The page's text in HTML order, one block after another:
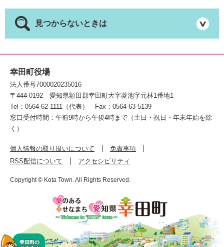
見つからないときは
幸田町役場
法人番号7000020235016
〒444-0192
愛知県額田郡幸田町大字菱池字元林1番地1
Tel：0564-62-1111（代表）
Fax：0564-63-5139
窓口受付時間：午前9時から午後4時まで（土日・祝日・年末年始を除
く）
個人情報の取り扱いについて
免責事項
RSS配信について
アクセシビリティ
Copyright © Kota Town. All Rights Reserved.